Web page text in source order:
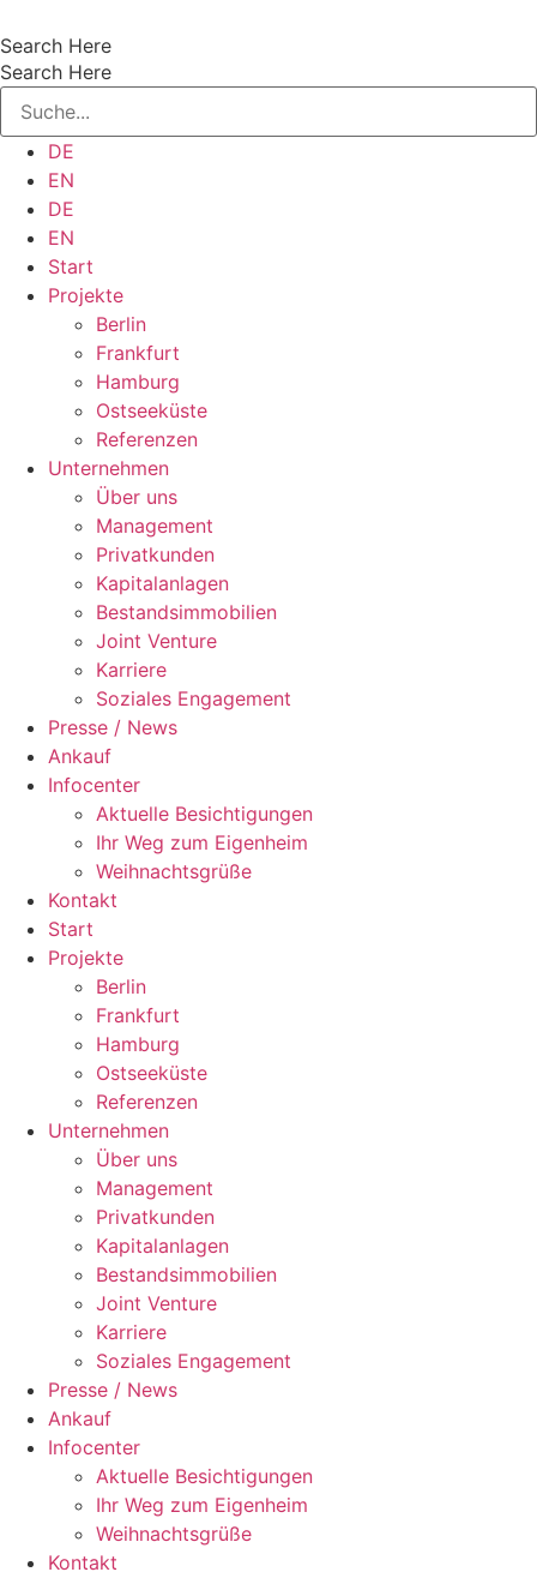
Inhalt
wechseln
Search Here
Search Here
DE
EN
DE
EN
Start
Projekte
Berlin
Frankfurt
Hamburg
Ostseeküste
Referenzen
Unternehmen
Über uns
Management
Privatkunden
Kapitalanlagen
Bestandsimmobilien
Joint Venture
Karriere
Soziales Engagement
Presse / News
Ankauf
Infocenter
Aktuelle Besichtigungen
Ihr Weg zum Eigenheim
Weihnachtsgrüße
Kontakt
Start
Projekte
Berlin
Frankfurt
Hamburg
Ostseeküste
Referenzen
Unternehmen
Über uns
Management
Privatkunden
Kapitalanlagen
Bestandsimmobilien
Joint Venture
Karriere
Soziales Engagement
Presse / News
Ankauf
Infocenter
Aktuelle Besichtigungen
Ihr Weg zum Eigenheim
Weihnachtsgrüße
Kontakt